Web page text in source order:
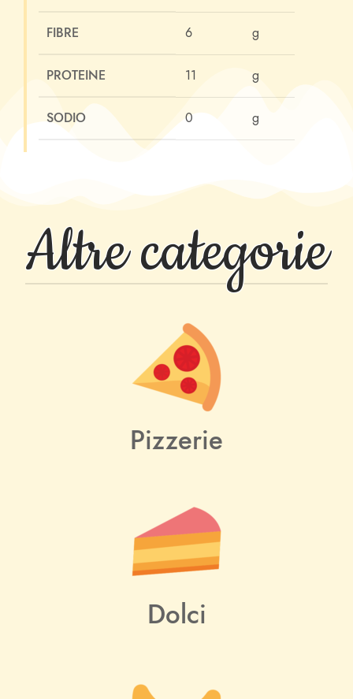
FIBRE 6 g
PROTEINE 11 g
SODIO 0 g
Altre categorie
Pizzerie
Dolci